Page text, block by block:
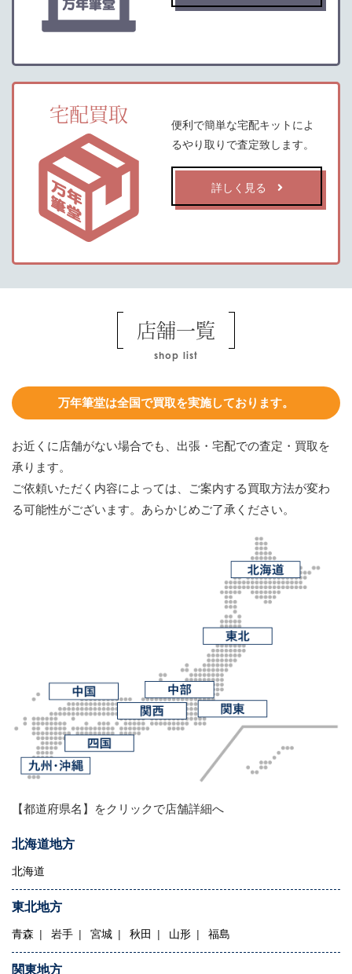
宅配買取
便利で簡単な宅配キットによ
るやり取りで査定致します。
詳しく見る
店舗一覧
shop list
万年筆堂は全国で買取を実施しております。
お近くに店舗がない場合でも、出張・宅配での査定・買取を
承ります。
ご依頼いただく内容によっては、ご案内する買取方法が変わ
る可能性がございます。あらかじめご了承ください。
【都道府県名】をクリックで店舗詳細へ
北海道地方
北海道
東北地方
青森 岩手 宮城 秋田 山形 福島
関東地方